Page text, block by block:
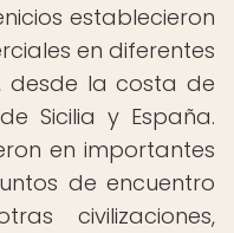
establecieron
en diferentes
desde la costa de
Sicilia y España.
en importantes
de encuentro
civilizaciones,